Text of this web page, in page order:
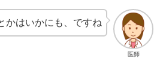
医師
かはいかにも、ですね